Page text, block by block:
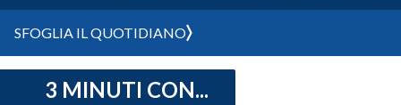
CRONACA SARDEGNA
SFOGLIA IL QUOTIDIANO
3 MINUTI CON...